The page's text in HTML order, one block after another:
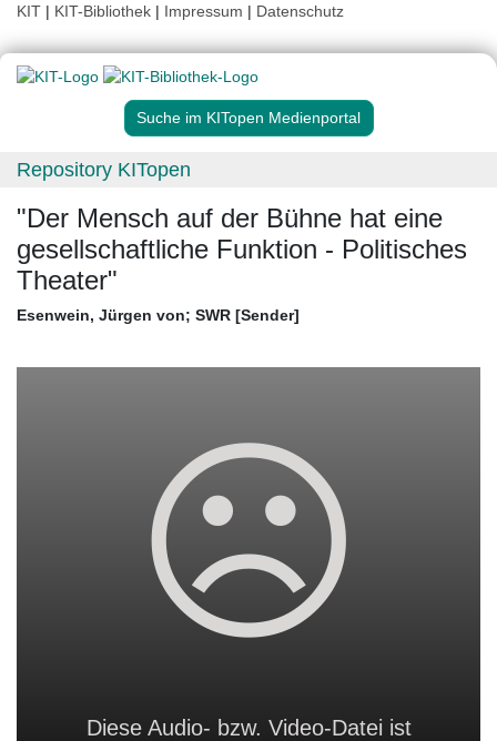
KIT | KIT-Bibliothek | Impressum | Datenschutz
Suche im KITopen Medienportal
Repository KITopen
"Der Mensch auf der Bühne hat eine
gesellschaftliche Funktion - Politisches
Theater"
Esenwein, Jürgen von; SWR [Sender]
Diese Audio- bzw. Video-Datei ist